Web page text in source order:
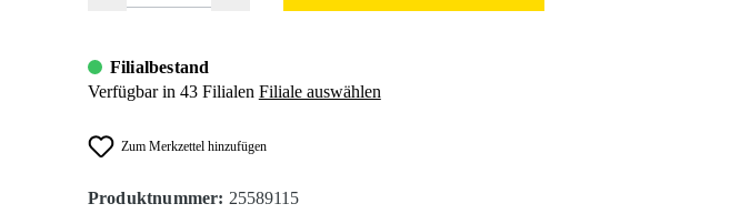
Filialbestand
Verfügbar in 43 Filialen Filiale auswählen
Zum Merkzettel hinzufügen
Produktnummer: 25589115